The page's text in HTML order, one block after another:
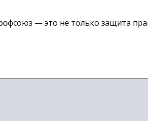
— это не только защита